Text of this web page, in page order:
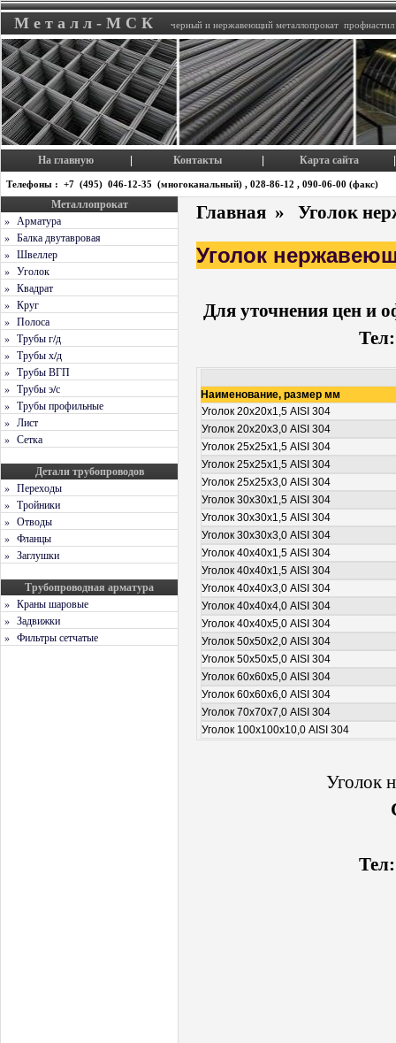
М е т а л л - М С К черный и нержавеющий металлопрокат
На главную Контакты Карта сайта
Телефоны : +7 (495) 046-12-35 (многоканальный) , 028-86-12 , 090-06-00 (факс)
Главная » Уголок
Уголок
Для уточнения цен и
Наименование, размер мм
Уголок 20х20х1,5 AISI 304
Уголок 20х20х3,0 AISI 304
Уголок 25х25х1,5 AISI 304
Уголок 25х25х1,5 AISI 304
Уголок 25х25х3,0 AISI 304
Уголок 30х30х1,5 AISI 304
Уголок 30х30х1,5 AISI 304
Уголок 30х30х3,0 AISI 304
Уголок 40х40х1,5 AISI 304
Уголок 40х40х1,5 AISI 304
Уголок 40х40х3,0 AISI 304
Уголок 40х40х4,0 AISI 304
Уголок 40х40х5,0 AISI 304
Уголок 50х50х2,0 AISI 304
Уголок 50х50х5,0 AISI 304
Уголок 60х60х5,0 AISI 304
Уголок 60х60х6,0 AISI 304
Уголок 70х70х7,0 AISI 304
Уголок 100х100х10,0 AISI 304
Уголок
Металлопрокат
» Арматура
» Балка двутавровая
» Швеллер
» Уголок
» Квадрат
» Круг
» Полоса
» Трубы г/д
» Трубы х/д
» Трубы ВГП
» Трубы э/с
» Трубы профильные
» Лист
» Сетка
Детали трубопроводов
» Переходы
» Тройники
» Отводы
» Фланцы
» Заглушки
Трубопроводная арматура
» Краны шаровые
» Задвижки
» Фильтры сетчатые